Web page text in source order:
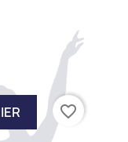
favorite_border